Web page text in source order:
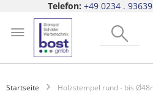
Telefon: +49 0234 .
Startseite Holzstempel rund - bis